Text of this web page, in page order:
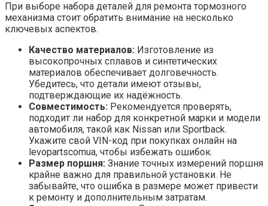
При выборе набора деталей для ремонта тормозного
механизма стоит обратить внимание на несколько
ключевых аспектов.
Качество материалов: Изготовление из
высокопрочных сплавов и синтетических
материалов обеспечивает долговечность.
Убедитесь, что детали имеют отзывы,
подтверждающие их надёжность.
Совместимость: Рекомендуется проверять,
подходит ли набор для конкретной марки и модели
автомобиля, такой как Nissan или Sportback.
Укажите свой VIN-код при покупках онлайн на
levopartscomua, чтобы избежать ошибок.
Размер поршня: Знание точных измерений поршня
крайне важно для правильной установки. Не
забывайте, что ошибка в размере может привести
к ремонту и дополнительным затратам.